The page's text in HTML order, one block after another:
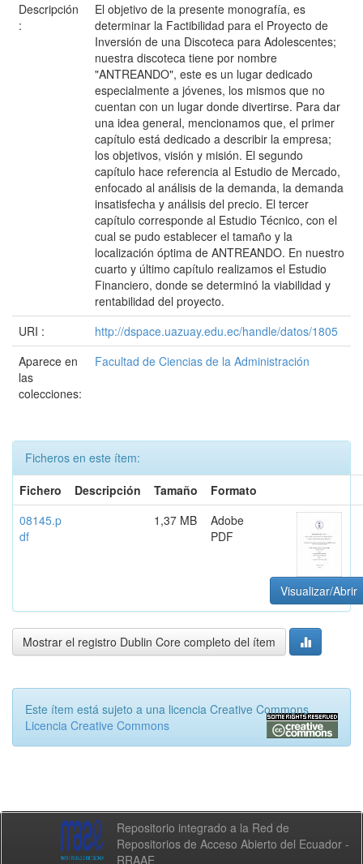
Descripción
:
El objetivo de la presente monografía, es
determinar la Factibilidad para el Proyecto de
Inversión de una Discoteca para Adolescentes;
nuestra discoteca tiene por nombre
"ANTREANDO", este es un lugar dedicado
especialmente a jóvenes, los mismos que no
cuentan con un lugar donde divertirse. Para dar
una idea general, mencionamos que, el primer
capítulo está dedicado a describir la empresa;
los objetivos, visión y misión. El segundo
capítulo hace referencia al Estudio de Mercado,
enfocado al análisis de la demanda, la demanda
insatisfecha y análisis del precio. El tercer
capítulo corresponde al Estudio Técnico, con el
cual se pudo establecer el tamaño y la
localización óptima de ANTREANDO. En nuestro
cuarto y último capítulo realizamos el Estudio
Financiero, donde se determinó la viabilidad y
rentabilidad del proyecto.
URI :
http://dspace.uazuay.edu.ec/handle/datos/1805
Aparece en
las
colecciones:
Facultad de Ciencias de la Administración
Ficheros en este ítem:
Fichero
Descripción Tamaño
Formato
08145.p
df
1,37 MB
Adobe
PDF
Visualizar/Abrir
Mostrar el registro Dublin Core completo del ítem
Este ítem está sujeto a una licencia Creative Commons
Licencia Creative Commons
Repositorio integrado a la Red de
Repositorios de Acceso Abierto del Ecuador -
RRAAE